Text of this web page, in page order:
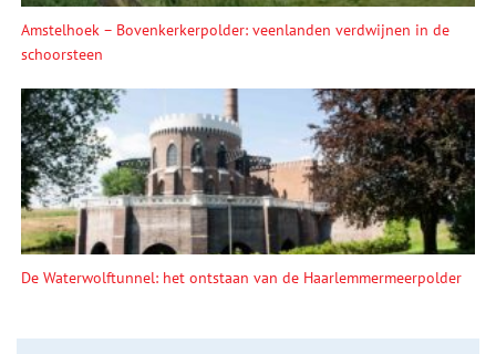
Amstelhoek – Bovenkerkerpolder: veenlanden verdwijnen in de
schoorsteen
De Waterwolftunnel: het ontstaan van de Haarlemmermeerpolder